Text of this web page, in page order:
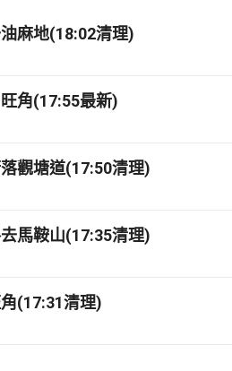
麻地(18:02清理)
角(17:55最新)
觀塘道(17:50清理)
馬鞍山(17:35清理)
(17:31清理)